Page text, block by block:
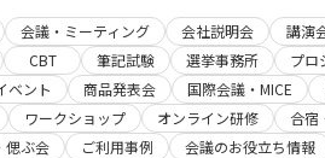
会議・ミーティング 会社説明会 講演
CBT 筆記試験 選挙事務所 プロ
ベント 商品発表会 国際会議・MICE
ワークショップ オンライン研修 合宿
偲ぶ会 ご利用事例 会議のお役立ち情報